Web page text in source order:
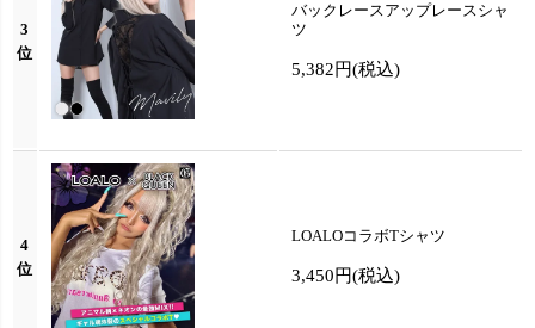
3
位
バックレースアップレースシャ
ツ
5,382円(税込)
4
位
LOALOコラボTシャツ
3,450円(税込)